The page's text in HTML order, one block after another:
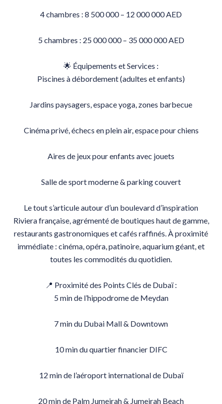
4 chambres : 8 500 000 – 12 000 000 AED
5 chambres : 25 000 000 – 35 000 000 AED
🌟 Équipements et Services :
Piscines à débordement (adultes et enfants)
Jardins paysagers, espace yoga, zones barbecue
Cinéma privé, échecs en plein air, espace pour chiens
Aires de jeux pour enfants avec jouets
Salle de sport moderne & parking couvert
Le tout s’articule autour d’un boulevard d’inspiration
Riviera française, agrémenté de boutiques haut de gamme,
restaurants gastronomiques et cafés raffinés. À proximité
immédiate : cinéma, opéra, patinoire, aquarium géant, et
toutes les commodités du quotidien.
📍 Proximité des Points Clés de Dubaï :
5 min de l’hippodrome de Meydan
7 min du Dubai Mall & Downtown
10 min du quartier financier DIFC
12 min de l’aéroport international de Dubaï
20 min de Palm Jumeirah & Jumeirah Beach